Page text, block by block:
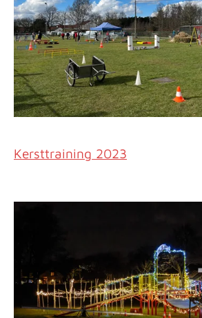
Kersttraining 2023